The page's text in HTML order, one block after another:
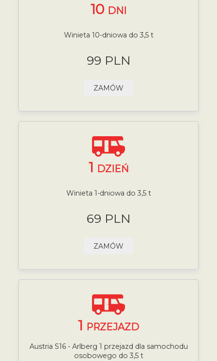
10 DNI
Winieta 10-dniowa do 3,5 t
99 PLN
ZAMÓW
1 DZIEŃ
Winieta 1-dniowa do 3,5 t
69 PLN
ZAMÓW
1 PRZEJAZD
Austria S16 - Arlberg 1 przejazd dla samochodu
osobowego do 3,5 t